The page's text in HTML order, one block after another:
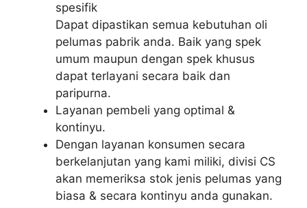
spesifik
Dapat dipastikan semua kebutuhan oli
pelumas pabrik anda. Baik yang spek
umum maupun dengan spek khusus
dapat terlayani secara baik dan
paripurna.
Layanan pembeli yang optimal &
kontinyu.
Dengan layanan konsumen secara
berkelanjutan yang kami miliki, divisi CS
akan memeriksa stok jenis pelumas yang
biasa & secara kontinyu anda gunakan.